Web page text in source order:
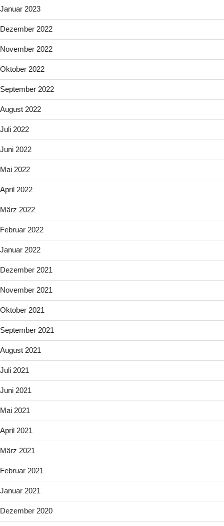
Januar 2023
Dezember 2022
November 2022
Oktober 2022
September 2022
August 2022
Juli 2022
Juni 2022
Mai 2022
April 2022
März 2022
Februar 2022
Januar 2022
Dezember 2021
November 2021
Oktober 2021
September 2021
August 2021
Juli 2021
Juni 2021
Mai 2021
April 2021
März 2021
Februar 2021
Januar 2021
Dezember 2020